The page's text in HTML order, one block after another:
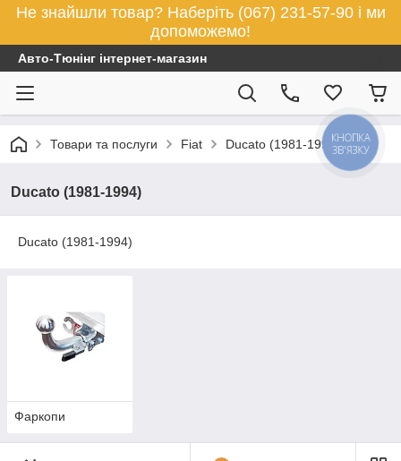
Не знайшли товар? Наберіть (067) 231-57-90 і ми
допоможемо!
Авто-Тюнінг інтернет-магазин
Товари та послуги Fiat Ducato (1981-1994)
Ducato (1981-1994)
Ducato (1981-1994)
Фаркопи
КНОПКА
ЗВ'ЯЗКУ